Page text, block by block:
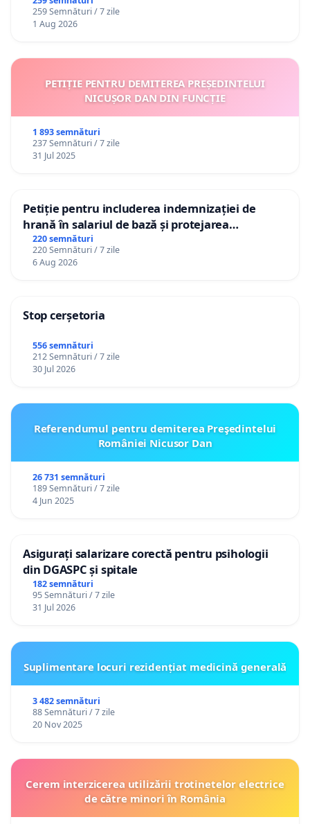
259 Semnături / 7 zile
1 Aug 2026
PETIȚIE PENTRU DEMITEREA PREȘEDINTELUI
NICUȘOR DAN DIN FUNCȚIE
1 893 semnături
237 Semnături / 7 zile
31 Jul 2025
Petiție pentru includerea indemnizației de
hrană în salariul de bază și protejarea
gradațiilor de vechime pentru asistenții
personali
220 semnături
220 Semnături / 7 zile
6 Aug 2026
Stop cerșetoria
556 semnături
212 Semnături / 7 zile
30 Jul 2026
Referendumul pentru demiterea Preşedintelui
României Nicusor Dan
26 731 semnături
189 Semnături / 7 zile
4 Jun 2025
Asigurați salarizare corectă pentru psihologii
din DGASPC și spitale
182 semnături
95 Semnături / 7 zile
31 Jul 2026
Suplimentare locuri rezidențiat medicină generală
3 482 semnături
88 Semnături / 7 zile
20 Nov 2025
Cerem interzicerea utilizării trotinetelor electrice
de către minori în România